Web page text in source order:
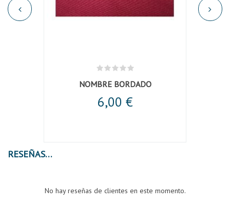
NOMBRE BORDADO
6,00 €
RESEÑAS
No hay reseñas de clientes en este momento.